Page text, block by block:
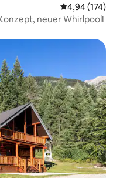
4,94 (174)
neuer Whirlpool!